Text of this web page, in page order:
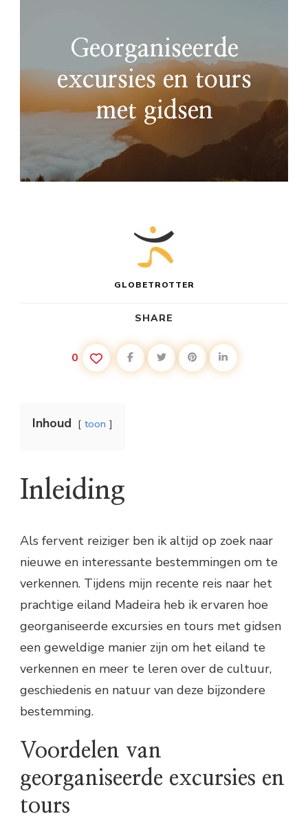
Georganiseerde
excursies en tours
met gidsen
GLOBETROTTER
SHARE
0
Inhoud toon
Inleiding
Als fervent reiziger ben ik altijd op zoek naar
nieuwe en interessante bestemmingen om te
verkennen. Tijdens mijn recente reis naar het
prachtige eiland Madeira heb ik ervaren hoe
georganiseerde excursies en tours met gidsen
een geweldige manier zijn om het eiland te
verkennen en meer te leren over de cultuur,
geschiedenis en natuur van deze bijzondere
bestemming.
Voordelen van
georganiseerde excursies en
tours